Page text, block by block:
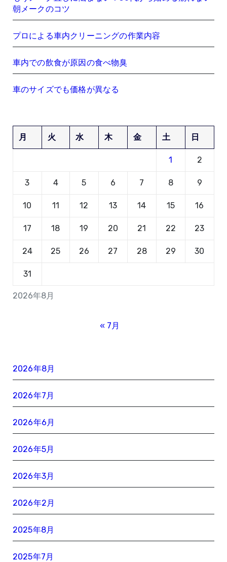
朝メークのコツ
プロによる車内クリーニングの作業内容
車内での飲食が原因の食べ物臭
車のサイズでも価格が異なる
2026年8月
月 火 水 木 金 土 日
1 2
3 4 5 6 7 8 9
10 11 12 13 14 15 16
17 18 19 20 21 22 23
24 25 26 27 28 29 30
31
« 7月
2026年8月
2026年7月
2026年6月
2026年5月
2026年3月
2026年2月
2025年8月
2025年7月